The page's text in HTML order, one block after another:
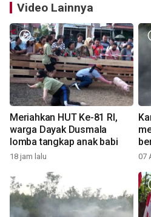
Video Lainnya
Meriahkan HUT Ke-81 RI,
warga Dayak Dusmala
lomba tangkap anak babi
18 jam lalu 07